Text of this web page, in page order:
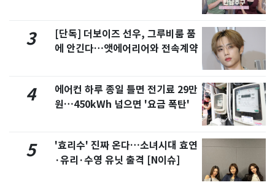
3
[단독] 더보이즈 선우, 그루비룸 품
에 안긴다…앳에어리어와 전속계약
4
에어컨 하루 종일 틀면 전기료 29만
원…450kWh 넘으면 '요금 폭탄'
5
'효리수' 진짜 온다…소녀시대 효연
·유리·수영 유닛 출격 [N이슈]